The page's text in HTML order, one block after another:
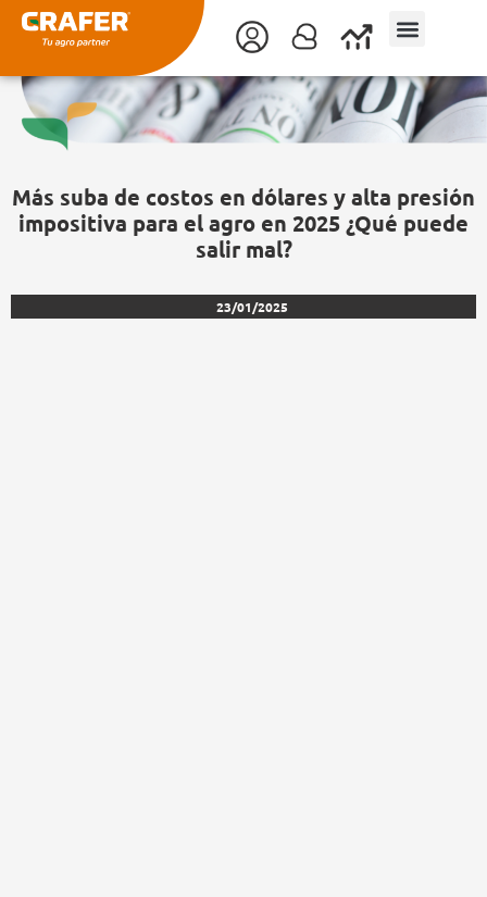
contenido
Más suba de costos en dólares y alta presión
impositiva para el agro en 2025 ¿Qué puede
salir mal?
23/01/2025